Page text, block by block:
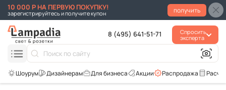
10 000 Р НА ПЕРВУЮ ПОКУПКУ!
зарегистрируйтесь и получите купон получить
8 (495) 641-51-71
Спросить
эксперта
Распродажа
Акции
Для бизнеса